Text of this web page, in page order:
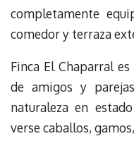
completamente
comedor y terraza
Finca El Chaparral
de amigos y
naturaleza en
verse caballos,